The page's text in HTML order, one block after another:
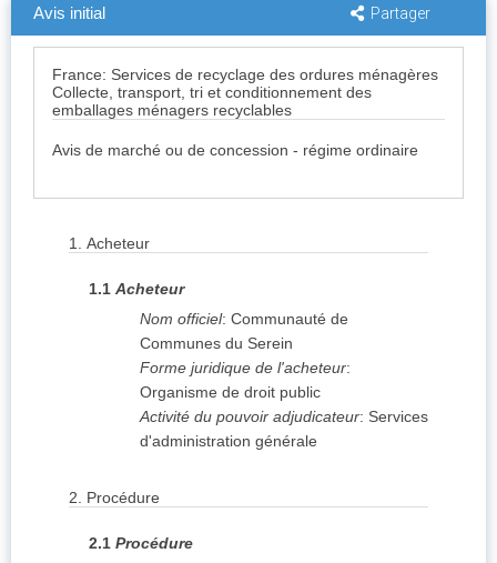
Avis initial Partager
France: Services de recyclage des ordures ménagères
Collecte, transport, tri et conditionnement des
emballages ménagers recyclables
Avis de marché ou de concession - régime ordinaire
1. Acheteur
1.1 Acheteur
Nom officiel: Communauté de
Communes du Serein
Forme juridique de l'acheteur:
Organisme de droit public
Activité du pouvoir adjudicateur: Services
d'administration générale
2. Procédure
2.1 Procédure